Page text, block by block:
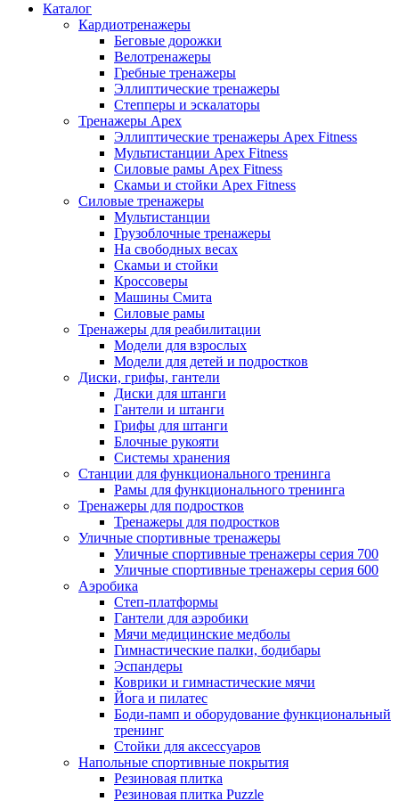
Каталог
Кардиотренажеры
Беговые дорожки
Велотренажеры
Гребные тренажеры
Эллиптические тренажеры
Степперы и эскалаторы
Тренажеры Apex
Эллиптические тренажеры Apex Fitness
Мультистанции Apex Fitness
Силовые рамы Apex Fitness
Скамьи и стойки Apex Fitness
Силовые тренажеры
Мультистанции
Грузоблочные тренажеры
На свободных весах
Скамьи и стойки
Кроссоверы
Машины Смита
Силовые рамы
Тренажеры для реабилитации
Модели для взрослых
Модели для детей и подростков
Диски, грифы, гантели
Диски для штанги
Гантели и штанги
Грифы для штанги
Блочные рукояти
Системы хранения
Станции для функционального тренинга
Рамы для функционального тренинга
Тренажеры для подростков
Тренажеры для подростков
Уличные спортивные тренажеры
Уличные спортивные тренажеры серия 700
Уличные спортивные тренажеры серия 600
Аэробика
Степ-платформы
Гантели для аэробики
Мячи медицинские медболы
Гимнастические палки, бодибары
Эспандеры
Коврики и гимнастические мячи
Йога и пилатес
Боди-памп и оборудование функциональный
тренинг
Стойки для аксессуаров
Напольные спортивные покрытия
Резиновая плитка
Резиновая плитка Puzzle